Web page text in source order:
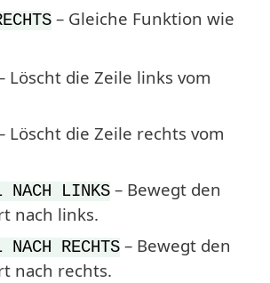
– Gleiche Funktion wie
Löscht die Zeile links vom
Löscht die Zeile rechts vom
NACH LINKS – Bewegt den
nach links.
RECHTS – Bewegt den
nach rechts.